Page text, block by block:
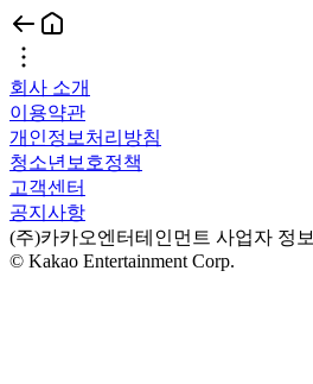
회사 소개
이용약관
개인정보처리방침
청소년보호정책
고객센터
공지사항
(주)카카오엔터테인먼트 사업자 정보
© Kakao Entertainment Corp.